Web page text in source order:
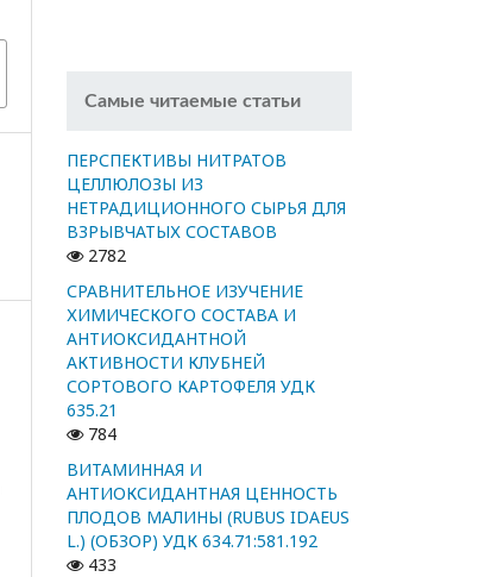
Самые читаемые статьи
ПЕРСПЕКТИВЫ НИТРАТОВ
ЦЕЛЛЮЛОЗЫ ИЗ
НЕТРАДИЦИОННОГО СЫРЬЯ ДЛЯ
ВЗРЫВЧАТЫХ СОСТАВОВ
2782
СРАВНИТЕЛЬНОЕ ИЗУЧЕНИЕ
ХИМИЧЕСКОГО СОСТАВА И
АНТИОКСИДАНТНОЙ
АКТИВНОСТИ КЛУБНЕЙ
СОРТОВОГО КАРТОФЕЛЯ УДК
635.21
784
ВИТАМИННАЯ И
АНТИОКСИДАНТНАЯ ЦЕННОСТЬ
ПЛОДОВ МАЛИНЫ (RUBUS IDAEUS
L.) (ОБЗОР) УДК 634.71:581.192
433